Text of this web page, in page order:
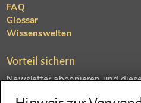
FAQ
Glossar
Wissenswelten
Vorteil sichern
Newsletter abonnieren und